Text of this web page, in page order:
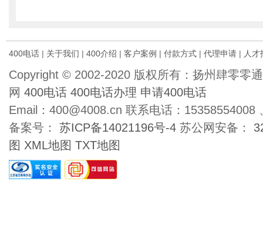
400电话 | 关于我们 | 400介绍 | 客户案例 | 付款方式 | 代理申请 | 人才
Copyright © 2002-2020 版权所有：扬州肆零零
网 400电话 400电话办理 申请400电话
Email：400@4008.cn 联系电话：15358554008
备案号：
苏ICP备14021196号-4 苏公网安备：
图 XML地图 TXT地图